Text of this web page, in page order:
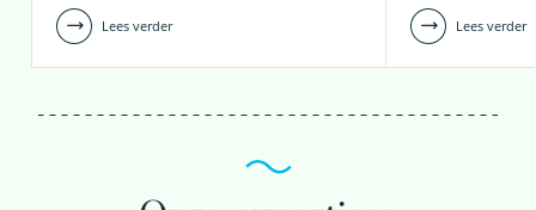
Lees verder Lees verder